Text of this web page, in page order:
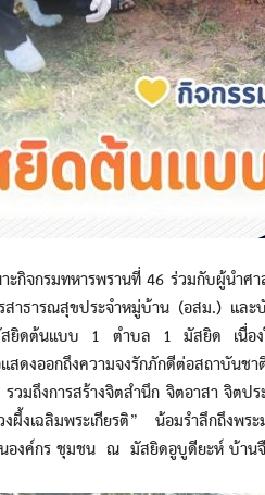
กรมทหารพรานที่ 46 ร่วมกับผู้นำศา
สาธารณสุขประจำหมู่บ้าน (อสม.) แล
ดต้นแบบ 1 ตำบล 1 มัสยิด เนื่องใน
สดงออกถึงความจงรักภักดีต่อสถาบันช
วมถึงการสร้างจิตสำนึก จิตอาสา จิต
งเฉลิมพระเกียรติ” น้อมรำลึกถึงพระ
องค์กร ชุมชน ณ มัสยิดอูบูดียะห์ บ้านจื